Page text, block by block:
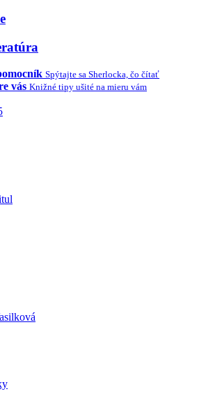
Spýtajte sa Sherlocka, čo čítať
vás Knižné tipy ušité na mieru vám